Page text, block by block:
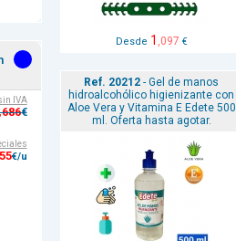
IVA
€
€/u
Desde 1 ,097 €
Ref. 20212 - Gel de manos
hidroalcohólico higienizante con
Aloe Vera y Vitamina E Edete 500
ml. Oferta hasta agotar.